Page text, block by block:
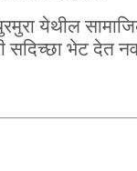
येथील
सदिच्छा भेट देत